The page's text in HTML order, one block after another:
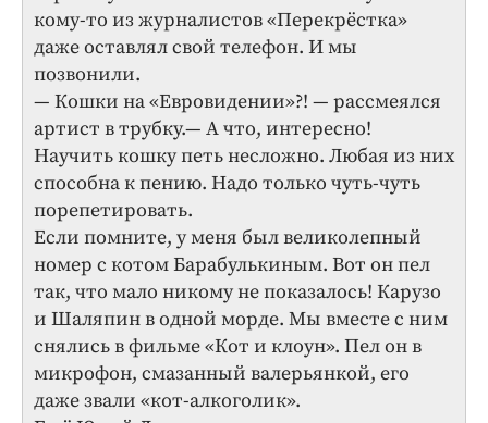
кому-то из журналистов «Перекрёстка»
даже оставлял свой телефон. И мы
позвонили.
— Кошки на «Евровидении»?! — рассмеялся
артист в трубку.— А что, интересно!
Научить кошку петь несложно. Любая из них
способна к пению. Надо только чуть-чуть
порепетировать.
Если помните, у меня был великолепный
номер с котом Барабулькиным. Вот он пел
так, что мало никому не показалось! Карузо
и Шаляпин в одной морде. Мы вместе с ним
снялись в фильме «Кот и клоун». Пел он в
микрофон, смазанный валерьянкой, его
даже звали «кот-алкоголик».